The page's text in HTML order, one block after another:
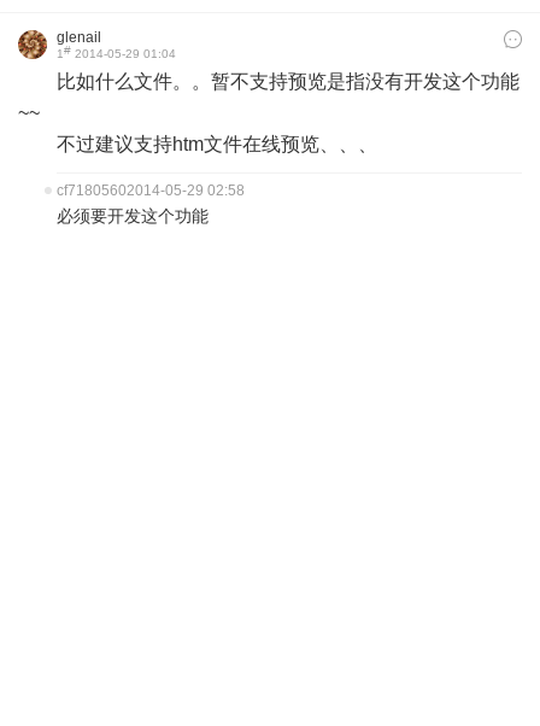
glenail
1# 2014-05-29 01:04
比如什么文件。。 暂不支持预览是指没有开发这个功能
~~
不过建议支持htm文件在线预览、、、
cf71805602014-05-29 02:58
必须要开发这个功能